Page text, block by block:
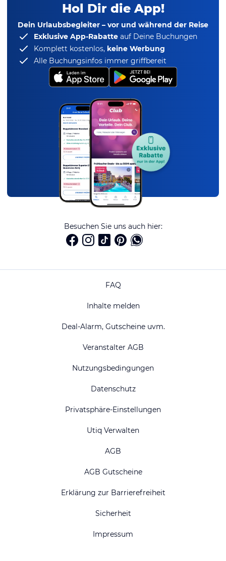
Hol Dir die App!
Dein Urlaubsbegleiter – vor und während der Reise
Exklusive App-Rabatte auf Deine Buchungen
Komplett kostenlos, keine Werbung
Alle Buchungsinfos immer griffbereit
Besuchen Sie uns auch hier:
FAQ
Inhalte melden
Deal-Alarm, Gutscheine uvm.
Veranstalter AGB
Nutzungsbedingungen
Datenschutz
Privatsphäre-Einstellungen
Utiq Verwalten
AGB
AGB Gutscheine
Erklärung zur Barrierefreiheit
Sicherheit
Impressum